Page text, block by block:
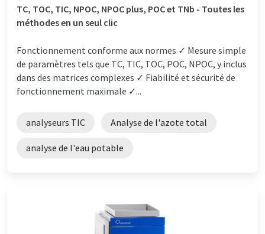
TC, TOC, TIC, NPOC, NPOC plus, POC et TNb - Toutes les
méthodes en un seul clic
Fonctionnement conforme aux normes ✓ Mesure simple
de paramètres tels que TC, TIC, TOC, POC, NPOC, y inclus
dans des matrices complexes ✓ Fiabilité et sécurité de
fonctionnement maximale ✓...
analyseurs TIC Analyse de l'azote total
analyse de l'eau potable